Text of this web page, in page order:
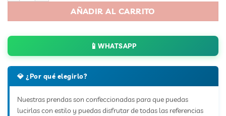
AÑADIR AL CARRITO
📱
💎 ¿Por qué elegirlo?
Nuestras prendas son confeccionadas para que puedas
lucirlas con estilo y puedas disfrutar de todas las referencias